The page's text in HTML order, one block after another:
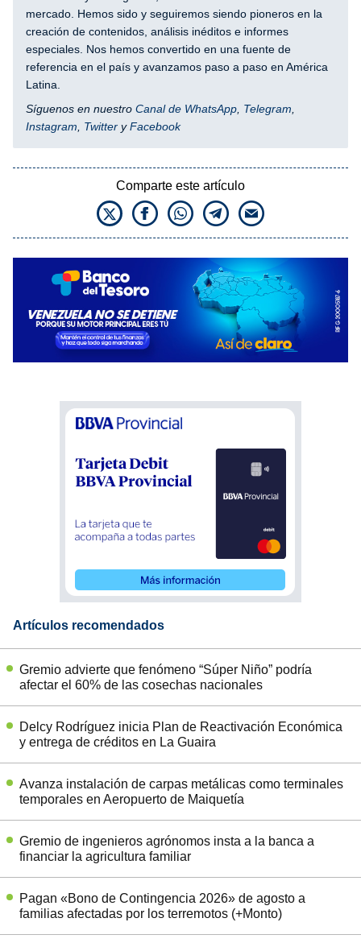
mercado. Hemos sido y seguiremos siendo pioneros en la
creación de contenidos, análisis inéditos e informes
especiales. Nos hemos convertido en una fuente de
referencia en el país y avanzamos paso a paso en América
Latina.
Síguenos en nuestro Canal de WhatsApp Telegram
Instagram
Twitter yFacebook
Comparte este artículo
Artículos recomendados
Gremio advierte que fenómeno “Súper Niño” podría
afectar el 60% de las cosechas nacionales
Delcy Rodríguez inicia Plan de Reactivación Económica
y entrega de créditos en La Guaira
Avanza instalación de carpas metálicas como terminales
temporales en Aeropuerto de Maiquetía
Gremio de ingenieros agrónomos insta a la banca a
financiar la agricultura familiar
Pagan «Bono de Contingencia 2026» de agosto a
familias afectadas por los terremotos (+Monto)